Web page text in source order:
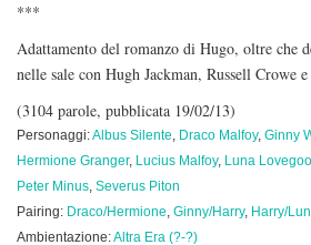
***
Adattamento del romanzo di Hugo, oltre che
nelle sale con Hugh Jackman, Russell Crowe
(3104 parole, pubblicata 19/02/13)
Personaggi:Albus Silente, Draco Malfoy, Ginny
Hermione Granger, Lucius Malfoy, Luna
Peter Minus, Severus Piton
Pairing: Draco/Hermione, Ginny/Harry, Harry/
Ambientazione:Altra Era (?-?)